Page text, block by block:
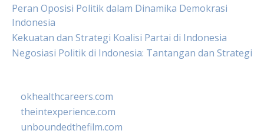
Peran Oposisi Politik dalam Dinamika Demokrasi
Indonesia
Kekuatan dan Strategi Koalisi Partai di Indonesia
Negosiasi Politik di Indonesia: Tantangan dan Strategi
okhealthcareers.com
theintexperience.com
unboundedthefilm.com